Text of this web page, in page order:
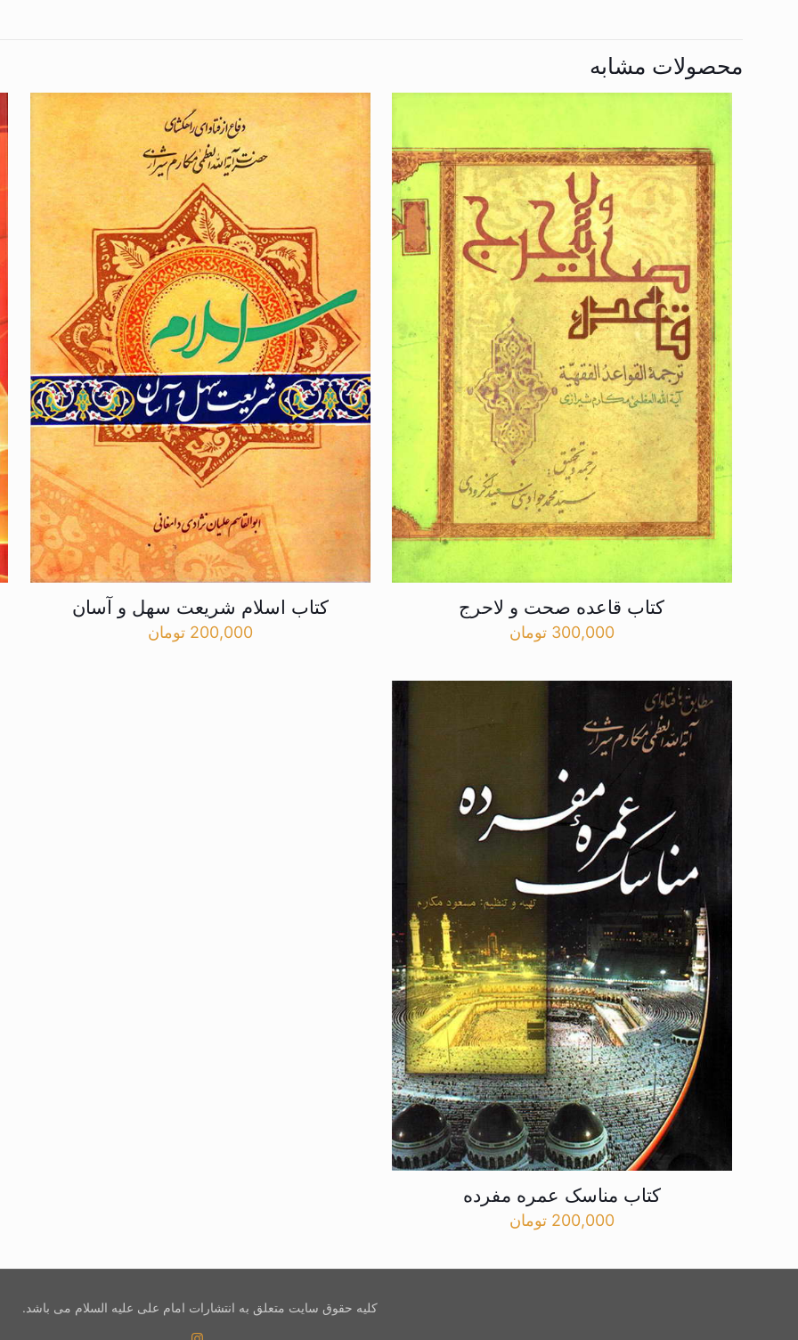
محصولات مشابه
کتاب قاعده صحت و لاحرج
300,000 تومان
کتاب اسلام شریعت سهل و آسان
200,000 تومان
کتاب مناسک عمره مفرده
200,000 تومان
کلیه حقوق سایت متعلق به انتشارات امام علی علیه السلام می باشد.